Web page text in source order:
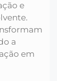
e
a
em